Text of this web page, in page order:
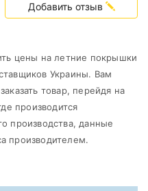
Добавить отзыв
цены на летние покрышки
Украины. Вам
товар, перейдя на
производится
производства, данные
производителем.